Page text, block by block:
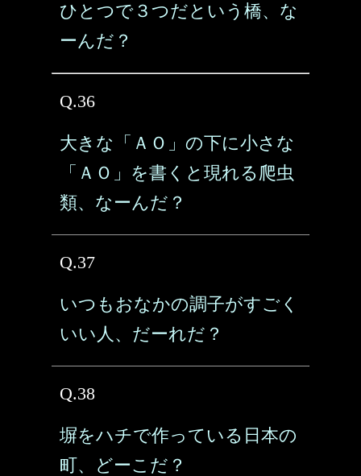
ひとつで３つだという橋、な
ーんだ？
Q.36
大きな「ＡＯ」の下に小さな
「ＡＯ」を書くと現れる爬虫
類、なーんだ？
Q.37
いつもおなかの調子がすごく
いい人、だーれだ？
Q.38
塀をハチで作っている日本の
町、どーこだ？